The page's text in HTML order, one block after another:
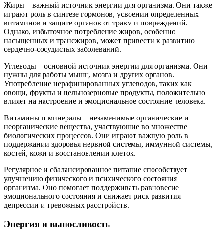
Жиры – важный источник энергии для организма. Они также
играют роль в синтезе гормонов, усвоении определенных
витаминов и защите органов от травм и повреждений.
Однако, избыточное потребление жиров, особенно
насыщенных и трансжиров, может привести к развитию
сердечно-сосудистых заболеваний.
Углеводы – основной источник энергии для организма. Они
нужны для работы мышц, мозга и других органов.
Употребление нерафинированных углеводов, таких как
овощи, фрукты и цельнозерновые продукты, положительно
влияет на настроение и эмоциональное состояние человека.
Витамины и минералы – незаменимые органические и
неорганические вещества, участвующие во множестве
биологических процессов. Они играют важную роль в
поддержании здоровья нервной системы, иммунной системы,
костей, кожи и восстановлении клеток.
Регулярное и сбалансированное питание способствует
улучшению физического и психического состояния
организма. Оно помогает поддерживать равновесие
эмоционального состояния и снижает риск развития
депрессии и тревожных расстройств.
Энергия и выносливость